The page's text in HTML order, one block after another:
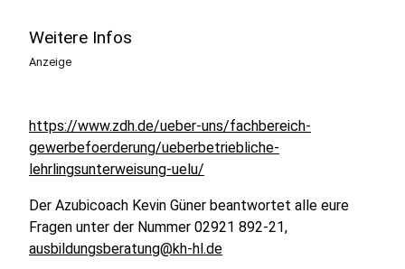
Weitere Infos
Anzeige
https://www.zdh.de/ueber-uns/fachbereich-
gewerbefoerderung/ueberbetriebliche-
lehrlingsunterweisung-uelu/
Der Azubicoach Kevin Güner beantwortet alle eure
Fragen unter der Nummer 02921 892-21,
ausbildungsberatung@kh-hl.de